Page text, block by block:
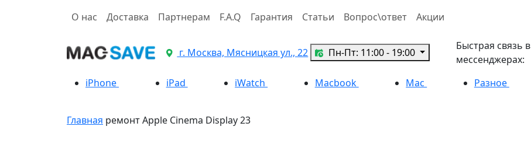
О нас Доставка Партнерам F.A.Q Гарантия Статьи Вопрос\ответ Акции
г. Москва, Мясницкая ул., 22 Пн-Пт: 11:00 - 19:00
Быстрая связь в
мессенджерах:
iPhone
iPad iWatch Macbook Mac Разное
Главная ремонт Apple Cinema Display 23